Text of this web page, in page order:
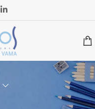
Prikazano je svih 5 rezultata